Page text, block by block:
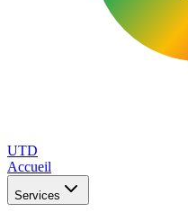
UTD
Accueil
Services